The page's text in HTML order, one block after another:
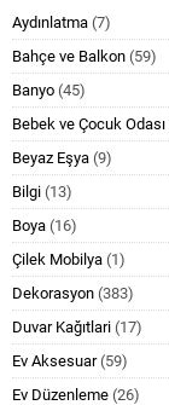
Aydınlatma (7)
Bahçe ve Balkon (59)
Banyo (45)
Bebek ve Çocuk Odası
Beyaz Eşya (9)
Bilgi (13)
Boya (16)
Çilek Mobilya (1)
Dekorasyon (383)
Duvar Kağıtlari (17)
Ev Aksesuar(59)
Ev Düzenleme (26)